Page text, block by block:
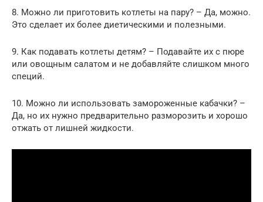
8. Можно ли приготовить котлеты на пару? – Да, можно.
Это сделает их более диетическими и полезными.
9. Как подавать котлеты детям? – Подавайте их с пюре
или овощным салатом и не добавляйте слишком много
специй.
10. Можно ли использовать замороженные кабачки? –
Да, но их нужно предварительно разморозить и хорошо
отжать от лишней жидкости.